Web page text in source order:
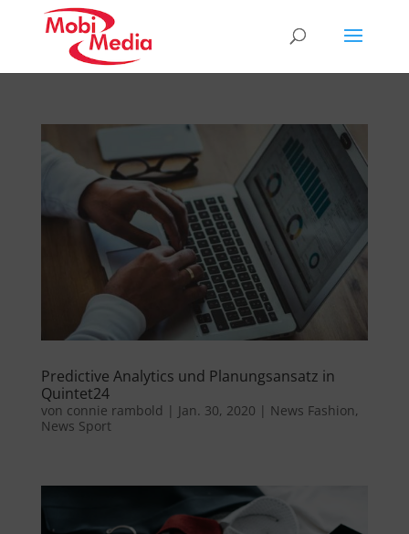
Predictive Analytics und Planungsansatz in
Quintet24
von connie rambold | Jan. 30, 2020 | News Fashion,
News Sport